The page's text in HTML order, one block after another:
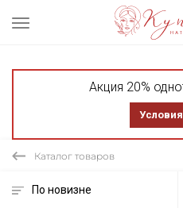
Акция 20%
Каталог товаров
По новизне